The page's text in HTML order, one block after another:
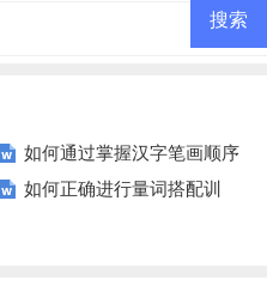
如何通过掌握汉字笔画顺序
与数量提高书写规范性？
如何正确进行量词搭配训